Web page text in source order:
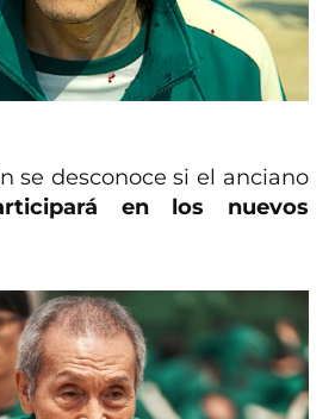
se desconoce si el anciano
en los nuevos